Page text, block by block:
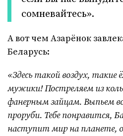
сомневайтесь».
А вот чем Азарёнок
Беларусь:
«Здесь такой воздух, такие
мужики! Постреляем из
фанерным зайцам. Выпьем
проруби. Тебе понравится,
наступит мир на планете,